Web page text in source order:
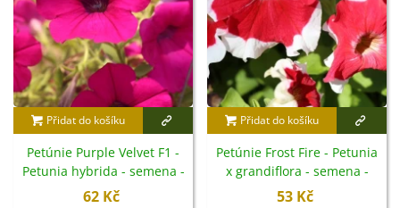
Přidat do košíku
Petúnie Purple Velvet F1 -
Petunia hybrida - semena -
12 ks
62 Kč
Přidat do košíku
Petúnie Frost Fire - Petunia
x grandiflora - semena -
30 ks
53 Kč